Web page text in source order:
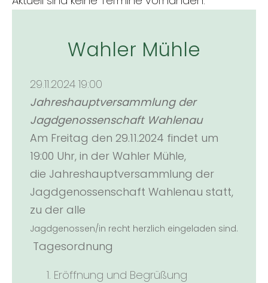
Wahler Mühle
29.11.2024 19:00
Jahreshauptversammlung der
Jagdgenossenschaft Wahlenau
Am Freitag den 29.11.2024 findet um
19:00 Uhr, in der Wahler Mühle,
die Jahreshauptversammlung der
Jagdgenossenschaft Wahlenau statt,
zu der alle
Jagdgenossen/in recht herzlich eingeladen sind.
Tagesordnung
Eröffnung und Begrüßung